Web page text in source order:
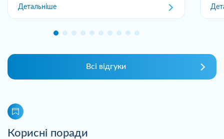
Детальніше
Всі відгуки
Корисні поради